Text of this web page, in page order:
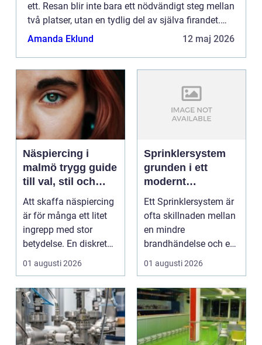
ett. Resan blir inte bara ett nödvändigt steg mellan
två platser, utan en tydlig del av själva firandet.
För många handlar det om att samla vänner,
Amanda Eklund 12 maj 2026
Näspiercing i
malmö trygg guide
till val, stil och
studio
Att skaffa näspiercing
är för många ett litet
ingrepp med stor
betydelse. En diskret
sten i näsvinge...
01 augusti 2026
Sprinklersystem
grunden i ett
modernt
brandskydd
Ett Sprinklersystem är
ofta skillnaden mellan
en mindre
brandhändelse och en
total förlust av
byggna...
01 augusti 2026